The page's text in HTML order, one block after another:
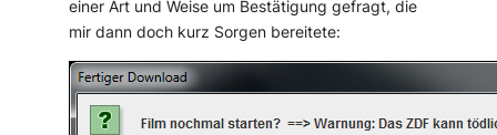
einer Art und Weise um Bestätigung gefragt, die
mir dann doch kurz Sorgen bereitete: